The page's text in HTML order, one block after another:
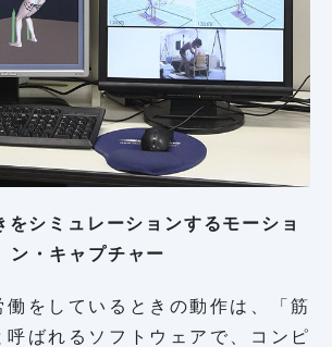
をシミュレーションするモーショ
ン・キャプチャー
働をしているときの動作は、「筋
呼ばれるソフトウェアで、コンピ